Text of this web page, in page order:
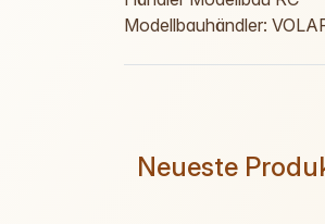
Modellbauhändler:
Neueste